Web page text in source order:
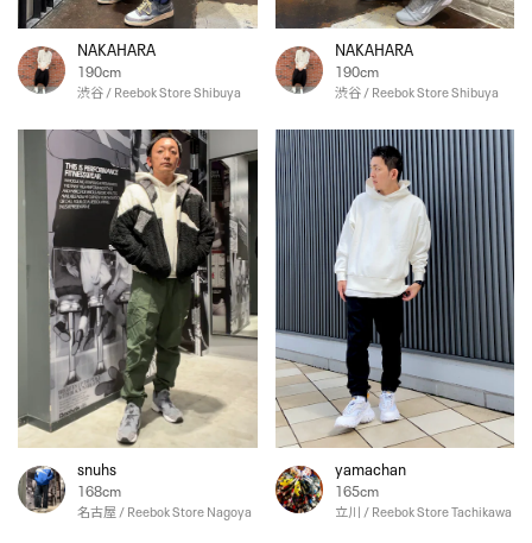
NAKAHARA
190cm
渋谷 / Reebok Store Shibuya
NAKAHARA
190cm
渋谷 / Reebok Store Shibuya
snuhs
168cm
名古屋 / Reebok Store Nagoya
yamachan
165cm
立川 / Reebok Store Tachikawa